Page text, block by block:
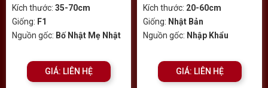
Kích thước: 35-70cm
Giống: F1
Nguồn gốc: Bố Nhật Mẹ Nhật
GIÁ: LIÊN HỆ
Kích thước: 20-60cm
Giống: Nhật Bản
Nguồn gốc: Nhập Khẩu
GIÁ: LIÊN HỆ